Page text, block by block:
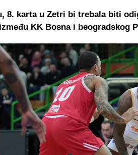
8. karta u Zetri bi trebala biti
KK Bosna i beogradskog